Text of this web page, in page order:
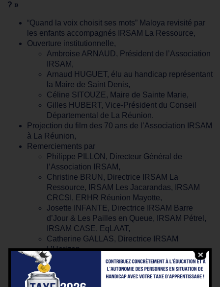
? »
“Quand la voix choisit ses mots” Maloya revisité par
les enfants accompagnés IRSAM La Ressource,
Ouverture institutionnelle,
Ambroise ARNAUD, Président de l’Association
IRSAM,
Arnaud HUGUET, élu au handicap représentant
la Maire de Saint Denis,
Céline SITOUZE, Maire de Sainte Marie,
Gilles HUBERT, Vice-Président du Conseil
Départemental de La Réunion.
Projection du film des 70 ans de l’Association IRSAM
à La Réunion,
Remerciements par
Philippe PILLON, Directeur Général de
l’Association IRSAM,
Christine BRUN, Directrice IRSAM La
Ressource, IRSAM Les Jacarandas, IRSAM
CRCSI, ERHR Réunion Mayotte,
Josette INFANTE, Directrice IRSAM Barre
d’Jour & Les Pailles en Queue, IRSAM Pétrel,
IRSAM CASE, EqLAAT,
Catherine GALLAS, Directrice IRSAM
L’Horizon,
Bruno DRONEAU, Directeur IRSAM Les
Cascavelles, IRSAM IREF Formation.
Restitution de l’atelier “Boug avec nout Ressource”